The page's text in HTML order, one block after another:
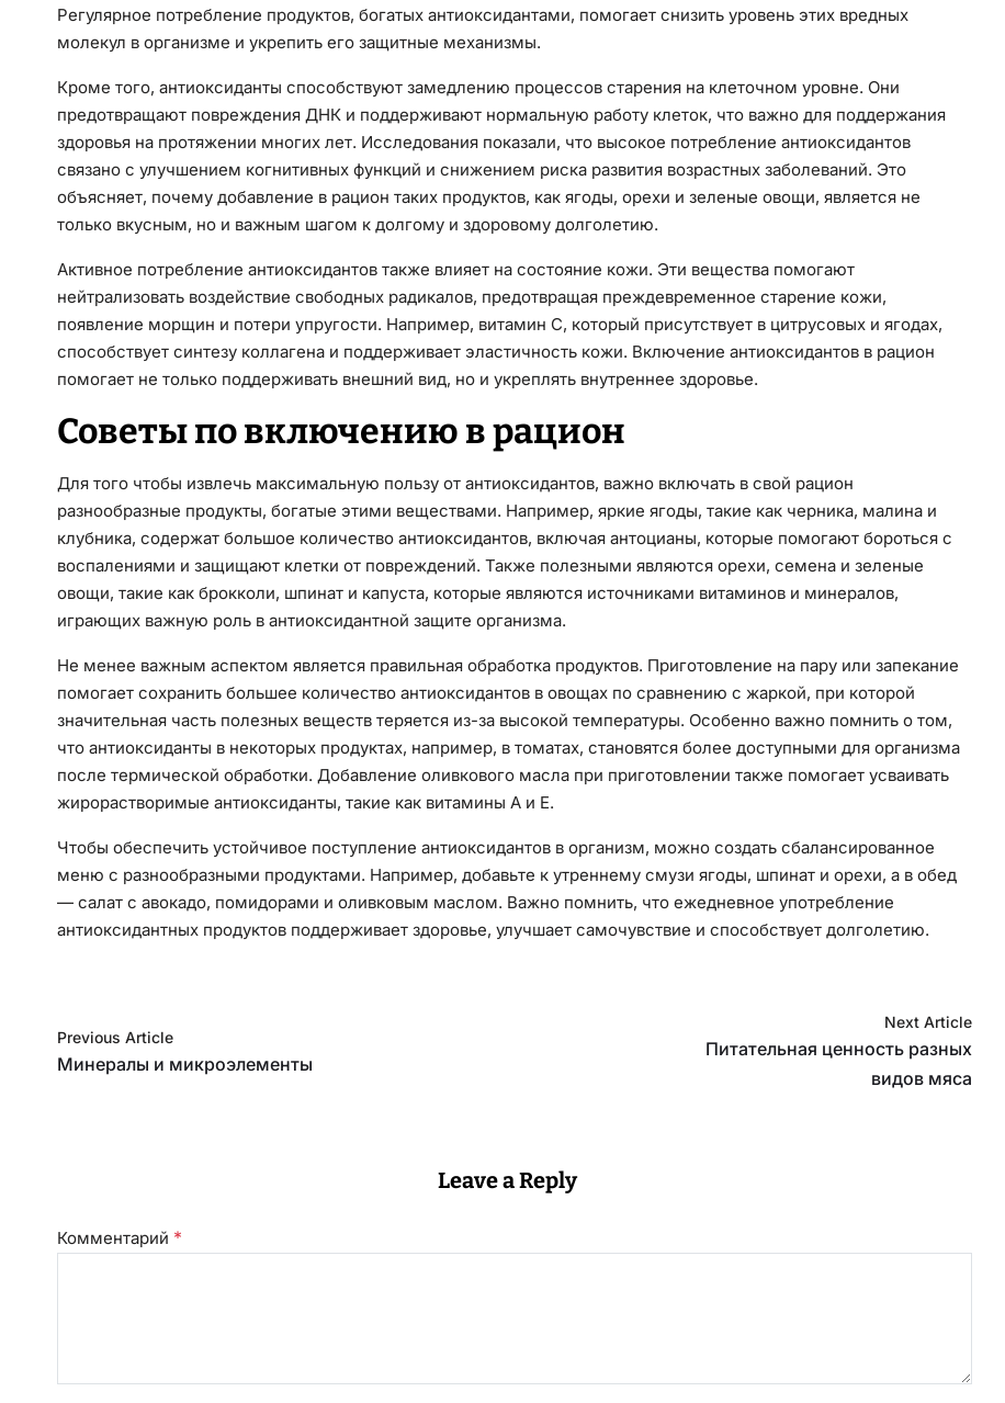
Регулярное потребление продуктов, богатых антиоксидантами, помогает снизить уровень этих вредных
молекул в организме и укрепить его защитные механизмы.
Кроме того, антиоксиданты способствуют замедлению процессов старения на клеточном уровне. Они
предотвращают повреждения ДНК и поддерживают нормальную работу клеток, что важно для поддержания
здоровья на протяжении многих лет. Исследования показали, что высокое потребление антиоксидантов
связано с улучшением когнитивных функций и снижением риска развития возрастных заболеваний. Это
объясняет, почему добавление в рацион таких продуктов, как ягоды, орехи и зеленые овощи, является не
только вкусным, но и важным шагом к долгому и здоровому долголетию.
Активное потребление антиоксидантов также влияет на состояние кожи. Эти вещества помогают
нейтрализовать воздействие свободных радикалов, предотвращая преждевременное старение кожи,
появление морщин и потери упругости. Например, витамин С, который присутствует в цитрусовых и ягодах,
способствует синтезу коллагена и поддерживает эластичность кожи. Включение антиоксидантов в рацион
помогает не только поддерживать внешний вид, но и укреплять внутреннее здоровье.
Советы по включению в рацион
Для того чтобы извлечь максимальную пользу от антиоксидантов, важно включать в свой рацион
разнообразные продукты, богатые этими веществами. Например, яркие ягоды, такие как черника, малина и
клубника, содержат большое количество антиоксидантов, включая антоцианы, которые помогают бороться с
воспалениями и защищают клетки от повреждений. Также полезными являются орехи, семена и зеленые
овощи, такие как брокколи, шпинат и капуста, которые являются источниками витаминов и минералов,
играющих важную роль в антиоксидантной защите организма.
Не менее важным аспектом является правильная обработка продуктов. Приготовление на пару или запекание
помогает сохранить большее количество антиоксидантов в овощах по сравнению с жаркой, при которой
значительная часть полезных веществ теряется из-за высокой температуры. Особенно важно помнить о том,
что антиоксиданты в некоторых продуктах, например, в томатах, становятся более доступными для организма
после термической обработки. Добавление оливкового масла при приготовлении также помогает усваивать
жирорастворимые антиоксиданты, такие как витамины А и Е.
Чтобы обеспечить устойчивое поступление антиоксидантов в организм, можно создать сбалансированное
меню с разнообразными продуктами. Например, добавьте к утреннему смузи ягоды, шпинат и орехи, а в обед
— салат с авокадо, помидорами и оливковым маслом. Важно помнить, что ежедневное употребление
антиоксидантных продуктов поддерживает здоровье, улучшает самочувствие и способствует долголетию.
Previous Article
Минералы и микроэлементы
Next Article
Питательная ценность разных
видов мяса
Leave a Reply
Комментарий *